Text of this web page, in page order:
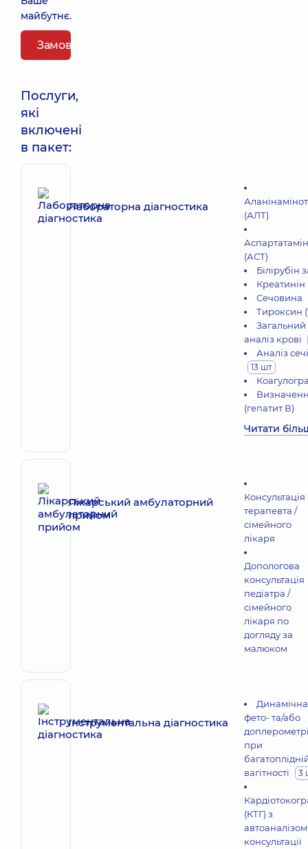
майбутнє.
Замовити пакет
Послуги,
які
включені
в пакет:
Лабораторна діагностика
(АЛТ)
(АСТ)
Білірубін
Креатинін
Сечовина
Тироксин
аналіз крові
Аналіз
13 шт
(гепатит В)
Читати
Лікарський амбулаторний
прийом
Консультація
терапевта /
сімейного
лікаря
Допологова
консультація
педіатра /
сімейного
лікаря по
догляду за
малюком
Інструментальна діагностика
Динамічна
фето- та/або
при
вагітності
3
(КТГ) з
консультації